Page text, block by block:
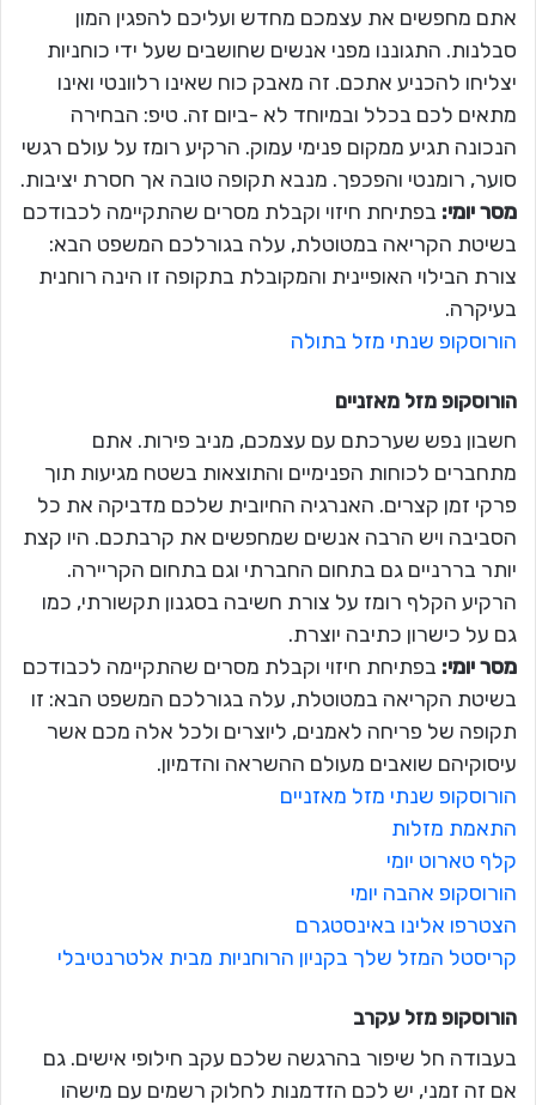
אתם מחפשים את עצמכם מחדש ועליכם להפגין המון
סבלנות. התגוננו מפני אנשים שחושבים שעל ידי כוחניות
יצליחו להכניע אתכם. זה מאבק כוח שאינו רלוונטי ואינו
מתאים לכם בכלל ובמיוחד לא -ביום זה. טיפ: הבחירה
הנכונה תגיע ממקום פנימי עמוק. הרקיע רומז על עולם רגשי
סוער, רומנטי והפכפך. מנבא תקופה טובה אך חסרת יציבות.
מסר יומי: בפתיחת חיזוי וקבלת מסרים שהתקיימה לכבודכם
בשיטת הקריאה במטוטלת, עלה בגורלכם המשפט הבא:
צורת הבילוי האופיינית והמקובלת בתקופה זו הינה רוחנית
בעיקרה.
הורוסקופ שנתי מזל בתולה
הורוסקופ מזל מאזניים
חשבון נפש שערכתם עם עצמכם, מניב פירות. אתם
מתחברים לכוחות הפנימיים והתוצאות בשטח מגיעות תוך
פרקי זמן קצרים. האנרגיה החיובית שלכם מדביקה את כל
הסביבה ויש הרבה אנשים שמחפשים את קרבתכם. היו קצת
יותר בררניים גם בתחום החברתי וגם בתחום הקריירה.
הרקיע הקלף רומז על צורת חשיבה בסגנון תקשורתי, כמו
גם על כישרון כתיבה יוצרת.
מסר יומי: בפתיחת חיזוי וקבלת מסרים שהתקיימה לכבודכם
בשיטת הקריאה במטוטלת, עלה בגורלכם המשפט הבא: זו
תקופה של פריחה לאמנים, ליוצרים ולכל אלה מכם אשר
עיסוקיהם שואבים מעולם ההשראה והדמיון.
הורוסקופ שנתי מזל מאזניים
התאמת מזלות
קלף טארוט יומי
הורוסקופ אהבה יומי
הצטרפו אלינו באינסטגרם
קריסטל המזל שלך בקניון הרוחניות מבית אלטרנטיבלי
הורוסקופ מזל עקרב
בעבודה חל שיפור בהרגשה שלכם עקב חילופי אישים. גם
אם זה זמני, יש לכם הזדמנות לחלוק רשמים עם מישהו